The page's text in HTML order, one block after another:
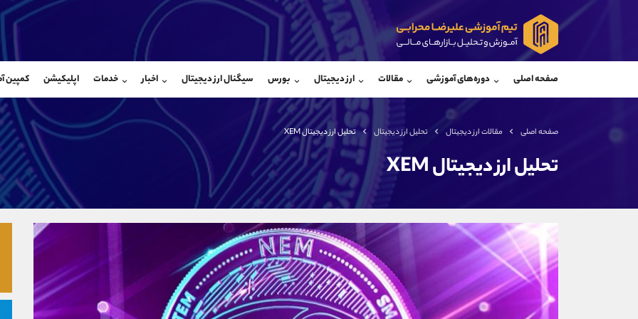
صفحه اصلی دوره‌های آموزشی مقالات ارز دیجیتال بورس سیگنال ارز دیجیتال اخبار خدمات اپلیکیشن کمپین
صفحه اصلی مقالات ارز دیجیتال تحلیل ارز دیجیتال تحلیل ارز دیجیتال XEM
تحلیل ارز دیجیتال XEM
@Armteam_admin_por
واتساپ
@Armteam_admin_103
داخلی 103
شروع
تلگرام
بدون پیش شماره
اینستاگرام
کانال تلگرام
کانال بله